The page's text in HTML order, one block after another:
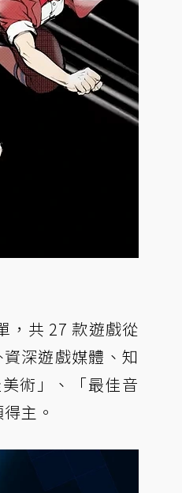
，共 27 款遊戲從
深遊戲媒體、知
術」、「最佳音
主。